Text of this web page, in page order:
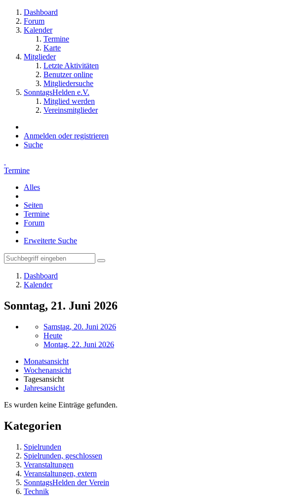
Dashboard
Forum
Kalender
Termine
Karte
Mitglieder
Letzte Aktivitäten
Benutzer online
Mitgliedersuche
SonntagsHelden e.V.
Mitglied werden
Vereinsmitglieder
Anmelden oder registrieren
Suche
Termine
Alles
Seiten
Termine
Forum
Erweiterte Suche
Dashboard
Kalender
Sonntag, 21. Juni 2026
Samstag, 20. Juni 2026
Heute
Montag, 22. Juni 2026
Monatsansicht
Wochenansicht
Tagesansicht
Jahresansicht
Es wurden keine Einträge gefunden.
Kategorien
Spielrunden
Spielrunden, geschlossen
Veranstaltungen
Veranstaltungen, extern
SonntagsHelden der Verein
Technik